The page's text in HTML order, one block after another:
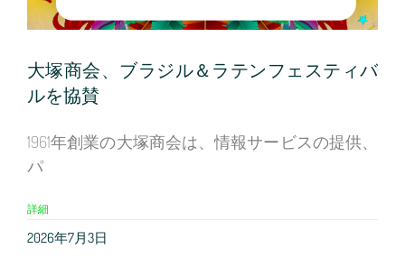
大塚商会、ブラジル＆ラテンフェスティバ
ルを協賛
1961年創業の大塚商会は、情報サービスの提供、
パ
詳細
2026年7月3日